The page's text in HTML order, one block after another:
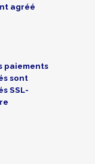
agréé
paiements
sont
SSL-